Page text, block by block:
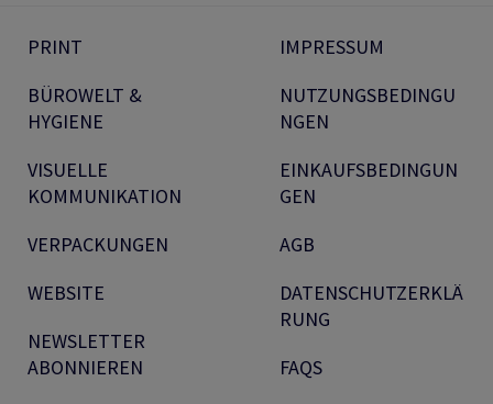
PRINT
BÜROWELT &
HYGIENE
VISUELLE
KOMMUNIKATION
VERPACKUNGEN
WEBSITE
NEWSLETTER
ABONNIEREN
IMPRESSUM
NUTZUNGSBEDINGU
NGEN
EINKAUFSBEDINGUN
GEN
AGB
DATENSCHUTZERKLÄ
RUNG
FAQS